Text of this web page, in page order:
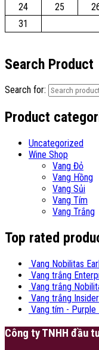
24
25
31
Search Product
Search for:
Product
Uncategorized
Wine Shop
Vang Đỏ
Vang Hồng
Vang Sủi
Vang Tím
Vang Trắng
Top rated
Vang Nobilitas
Vang trắng
Vang trắng
Vang trắng
Vang tím -
Công ty TNHH đầu